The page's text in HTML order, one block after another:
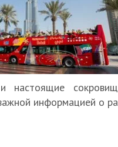
настоящие
информацией о